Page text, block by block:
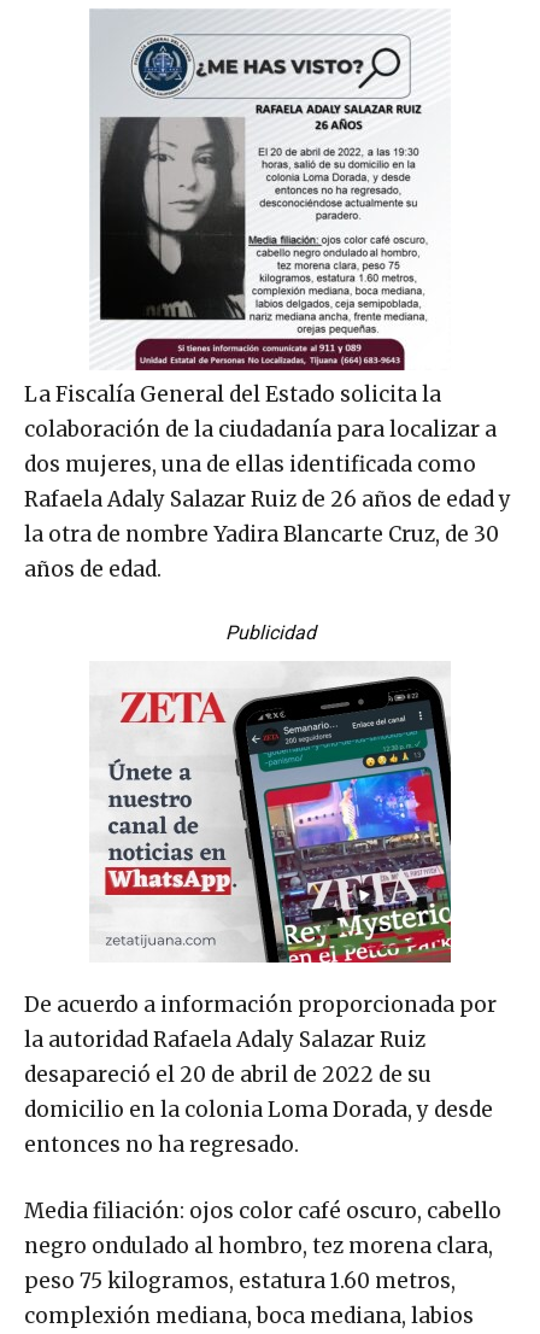
La Fiscalía General del Estado solicita la
colaboración de la ciudadanía para localizar a
dos mujeres, una de ellas identificada como
Rafaela Adaly Salazar Ruiz de 26 años de edad y
la otra de nombre Yadira Blancarte Cruz, de 30
años de edad.
Publicidad
De acuerdo a información proporcionada por
la autoridad Rafaela Adaly Salazar Ruiz
desapareció el 20 de abril de 2022 de su
domicilio en la colonia Loma Dorada, y desde
entonces no ha regresado.
Media filiación: ojos color café oscuro, cabello
negro ondulado al hombro, tez morena clara,
peso 75 kilogramos, estatura 1.60 metros,
complexión mediana, boca mediana, labios